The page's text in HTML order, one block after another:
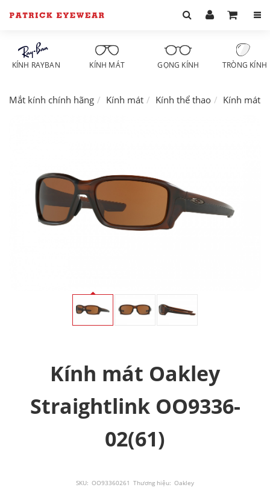
KÍNH RAYBAN KÍNH MÁT GỌNG KÍNH TRÒNG KÍNH
Mắt kính chính hãng Kính mát Kính thể thao Kính mát
Kính mát Oakley
Straightlink OO9336-
02(61)
SKU: OO93360261 Thương hiệu: Oakley